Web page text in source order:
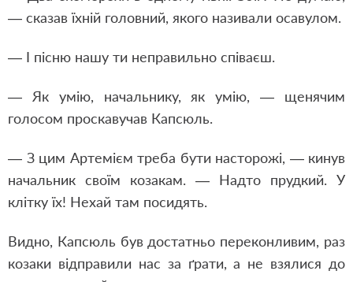
— сказав їхній головний, якого називали осавулом.
— І пісню нашу ти неправильно співаєш.
— Як умію, начальнику, як умію, — щенячим
голосом проскавучав Капсюль.
— З цим Артемієм треба бути насторожі, — кинув
начальник своїм козакам. — Надто прудкий. У
клітку їх! Нехай там посидять.
Видно, Капсюль був достатньо переконливим, раз
козаки відправили нас за ґрати, а не взялися до